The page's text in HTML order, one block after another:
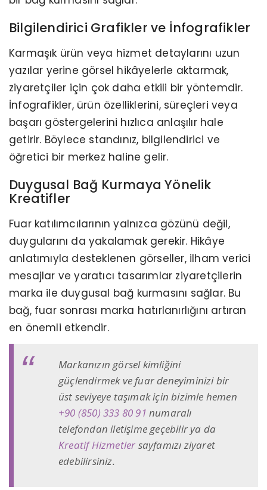
Bilgilendirici Grafikler ve İnfografikler
Karmaşık ürün veya hizmet detaylarını uzun
yazılar yerine görsel hikâyelerle aktarmak,
ziyaretçiler için çok daha etkili bir yöntemdir.
İnfografikler, ürün özelliklerini, süreçleri veya
başarı göstergelerini hızlıca anlaşılır hale
getirir. Böylece standınız, bilgilendirici ve
öğretici bir merkez haline gelir.
Duygusal Bağ Kurmaya Yönelik
Kreatifler
Fuar katılımcılarının yalnızca gözünü değil,
duygularını da yakalamak gerekir. Hikâye
anlatımıyla desteklenen görseller, ilham verici
mesajlar ve yaratıcı tasarımlar ziyaretçilerin
marka ile duygusal bağ kurmasını sağlar. Bu
bağ, fuar sonrası marka hatırlanırlığını artıran
en önemli etkendir.
Markanızın görsel kimliğini
güçlendirmek ve fuar deneyiminizi bir
üst seviyeye taşımak için bizimle hemen
+90 (850) 333 80 91 numaralı
telefondan iletişime geçebilir ya da
Kreatif Hizmetler sayfamızı ziyaret
edebilirsiniz.